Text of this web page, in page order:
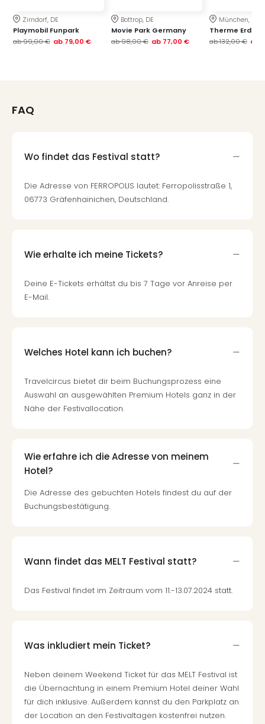
Zirndorf, DE
Playmobil Funpark
ab99,00 € ab 79,00 €
Bottrop, DE
Movie Park Germany
ab98,00 € ab 77,00 €
München, DE
Therme Erding
ab132,00 € ab
FAQ
Wo findet das Festival statt?
Die Adresse von FERROPOLIS lautet: Ferropolisstraße 1,
06773 Gräfenhainichen, Deutschland.
Wie erhalte ich meine Tickets?
Deine E-Tickets erhältst du bis 7 Tage vor Anreise per
E-Mail.
Welches Hotel kann ich buchen?
Travelcircus bietet dir beim Buchungsprozess eine
Auswahl an ausgewählten Premium Hotels ganz in der
Nähe der Festivallocation.
Wie erfahre ich die Adresse von meinem
Hotel?
Die Adresse des gebuchten Hotels findest du auf der
Buchungsbestätigung.
Wann findet das MELT Festival statt?
Das Festival findet im Zeitraum vom 11.-13.07.2024 statt.
Was inkludiert mein Ticket?
Neben deinem Weekend Ticket für das MELT Festival ist
die Übernachtung in einem Premium Hotel deiner Wahl
für dich inklusive. Außerdem kannst du den Parkplatz an
der Location an den Festivaltagen kostenfrei nutzen.